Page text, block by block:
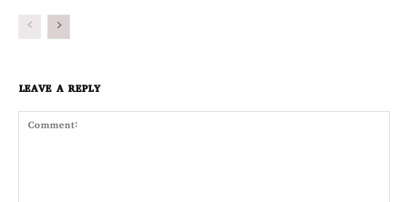
LEAVE A REPLY